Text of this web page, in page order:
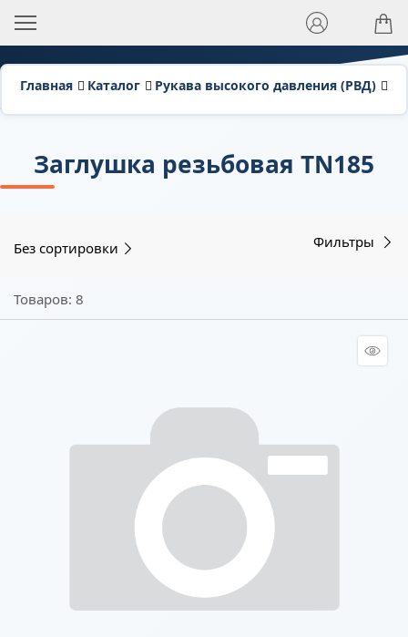
Главная Каталог Рукава высокого давления (РВД)
Заглушка резьбовая TN185
Без сортировки Фильтры
Товаров: 8